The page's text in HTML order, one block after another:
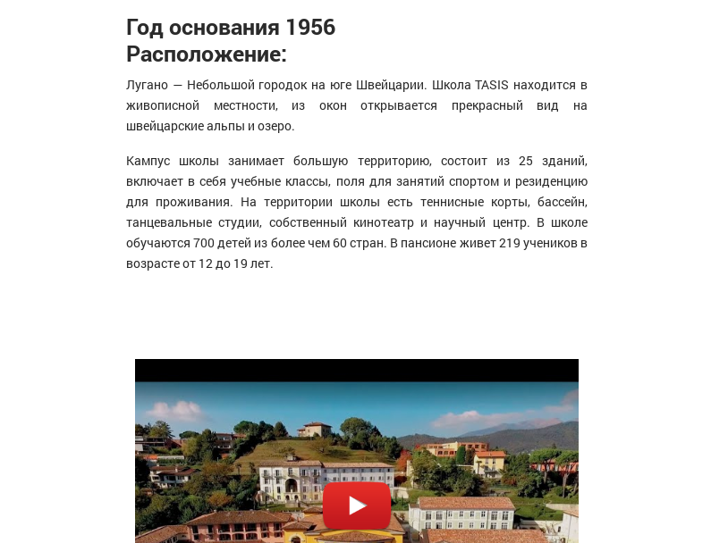
Год основания 1956
Расположение:
Лугано — Небольшой городок на юге Швейцарии. Школа TASIS находится в
живописной местности, из окон открывается прекрасный вид на
швейцарские альпы и озеро.
Кампус школы занимает большую территорию, состоит из 25 зданий,
включает в себя учебные классы, поля для занятий спортом и резиденцию
для проживания. На территории школы есть теннисные корты, бассейн,
танцевальные студии, собственный кинотеатр и научный центр. В школе
обучаются 700 детей из более чем 60 стран. В пансионе живет 219 учеников в
возрасте от 12 до 19 лет.